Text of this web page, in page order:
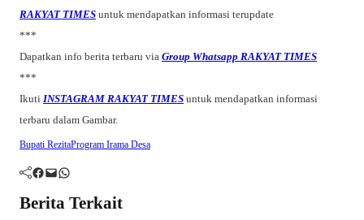
RAKYAT TIMES untuk mendapatkan informasi terupdate
***
Dapatkan info berita terbaru via Group Whatsapp RAKYAT TIMES
***
Ikuti INSTAGRAM RAKYAT TIMES untuk mendapatkan informasi
terbaru dalam Gambar.
Bupati RezitaProgram Irama Desa
Facebook Mail WhatsApp
Berita Terkait